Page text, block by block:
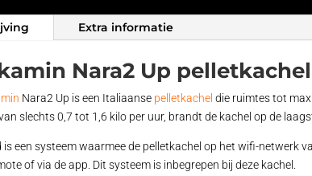
Extra informatie
Nara2 Up pelletkachel
Nara2 Up is een Italiaanse pelletkacheldie ruimtes tot
slechts 0,7 tot 1,6 kilo per uur, brandt de kachel op de
is een systeem waarmee de pelletkachel op het wifi-netwerk
of via de app. Dit systeem is inbegrepen bij deze kachel.